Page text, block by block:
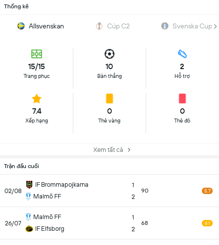
Thống kê
Allsvenskan Cúp C2 Svenska
15/15
Trang phục
10
Bàn thắng
2
Hỗ trợ
7.4
Xếp hạng
0
Thẻ vàng
0
Thẻ đỏ
Xem tất cả
Trận đấu cuối
02/08
IF Brommapojkarna
Malmö FF
1
2
90 5.7
26/07
Malmö FF
IF Elfsborg
1
2
68 6.1